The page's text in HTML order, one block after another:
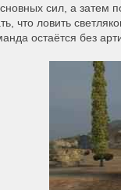
сил, а затем
что ловить
остаётся без